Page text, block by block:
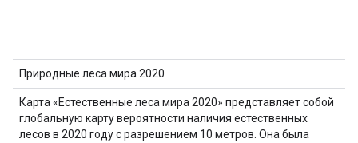
Природные леса мира 2020
Карта «Естественные леса мира 2020» представляет собой
глобальную карту вероятности наличия естественных
лесов в 2020 году с разрешением 10 метров. Она была